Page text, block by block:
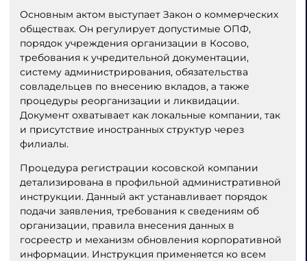
Основным актом выступает Закон о коммерческих
обществах. Он регулирует допустимые ОПФ,
порядок учреждения организации в Косово,
требования к учредительной документации,
систему администрирования, обязательства
совладельцев по внесению вкладов, а также
процедуры реорганизации и ликвидации.
Документ охватывает как локальные компании, так
и присутствие иностранных структур через
филиалы.
Процедура регистрации косовской компании
детализирована в профильной административной
инструкции. Данный акт устанавливает порядок
подачи заявления, требования к сведениям об
организации, правила внесения данных в
госреестр и механизм обновления корпоративной
информации. Инструкция применяется ко всем